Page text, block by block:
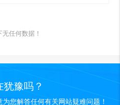
任何数据！
犹豫吗？
您解答任何有关网站疑难问题！